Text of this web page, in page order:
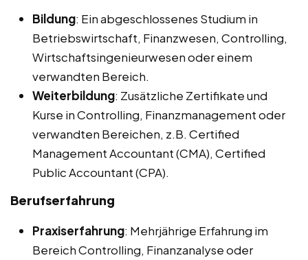
Bildung: Ein abgeschlossenes Studium in
Betriebswirtschaft, Finanzwesen, Controlling,
Wirtschaftsingenieurwesen oder einem
verwandten Bereich.
Weiterbildung: Zusätzliche Zertifikate und
Kurse in Controlling, Finanzmanagement oder
verwandten Bereichen, z.B. Certified
Management Accountant (CMA), Certified
Public Accountant (CPA).
Berufserfahrung
Praxiserfahrung: Mehrjährige Erfahrung im
Bereich Controlling, Finanzanalyse oder